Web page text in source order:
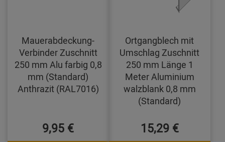
Mauerabdeckung-
Verbinder Zuschnitt
250 mm Alu farbig 0,8
mm (Standard)
Anthrazit (RAL7016)
9,95 €
Ortgangblech mit
Umschlag Zuschnitt
250 mm Länge 1
Meter Aluminium
walzblank 0,8 mm
(Standard)
15,29 €